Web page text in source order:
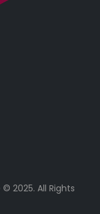
© 2025. All Rights